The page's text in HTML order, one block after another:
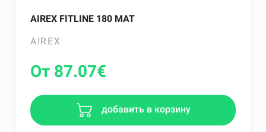
AIREX FITLINE 180 MAT
AIREX
От 87.07€
добавить в корзину